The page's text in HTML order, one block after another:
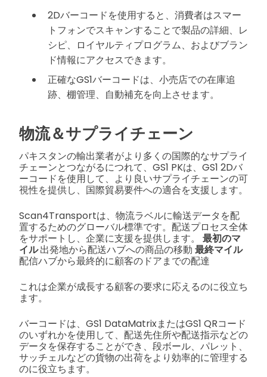
2Dバーコードを使用すると、消費者はスマー
トフォンでスキャンすることで製品の詳細、レ
シピ、ロイヤルティプログラム、およびブラン
ド情報にアクセスできます。
正確なGS1バーコードは、小売店での在庫追
跡、棚管理、自動補充を向上させます。
物流＆サプライチェーン
パキスタンの輸出業者がより多くの国際的なサプライ
チェーンとつながるにつれて、GS1 PKは、GS1 2Dバ
ーコードを使用して、より良いサプライチェーンの可
視性を提供し、国際貿易要件への適合を支援します。
Scan4Transportは、物流ラベルに輸送データを配
置するためのグローバル標準です。配送プロセス全体
をサポートし、企業に支援を提供します。 最初のマ
イル出発地から配送ハブへの商品の移動 最終マイル
配信ハブから最終的に顧客のドアまでの配達
これは企業が成長する顧客の要求に応えるのに役立ち
ます。
バーコードは、GS1 DataMatrixまたはGS1 QRコード
のいずれかを使用して、配送先住所や配送指示などの
データを保存することができ、段ボール、パレット、
サッチェルなどの貨物の出荷をより効率的に管理する
のに役立ちます。